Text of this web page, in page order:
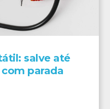
salve até
com parada